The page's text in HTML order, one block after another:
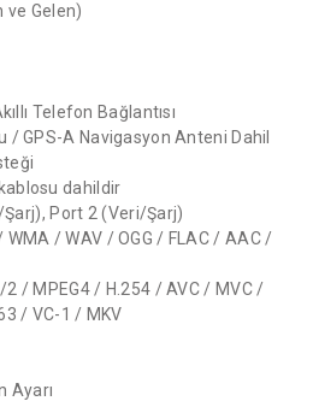
ve Gelen)
Telefon Bağlantısı
/ GPS-A Navigasyon Anteni Dahil
dahildir
Port 2 (Veri/Şarj)
WMA / WAV / OGG / FLAC / AAC /
2 / MPEG4 / H.254 / AVC / MVC /
/ VC-1 / MKV
Ayarı